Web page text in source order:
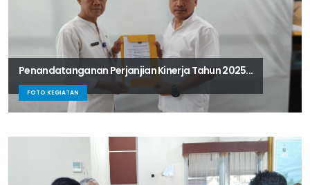
Penandatanganan Perjanjian Kinerja Tahun 2025...
FOTO KEGIATAN